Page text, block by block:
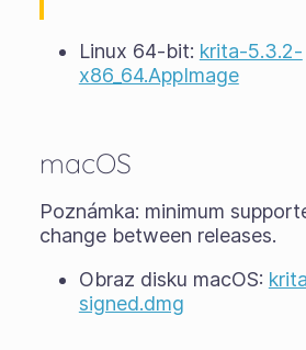
Linux 64-bit: krita-5.3.2-
x86_64.AppImage
macOS
Poznámka: minimum
change between releases.
Obraz disku macOS:
signed.dmg